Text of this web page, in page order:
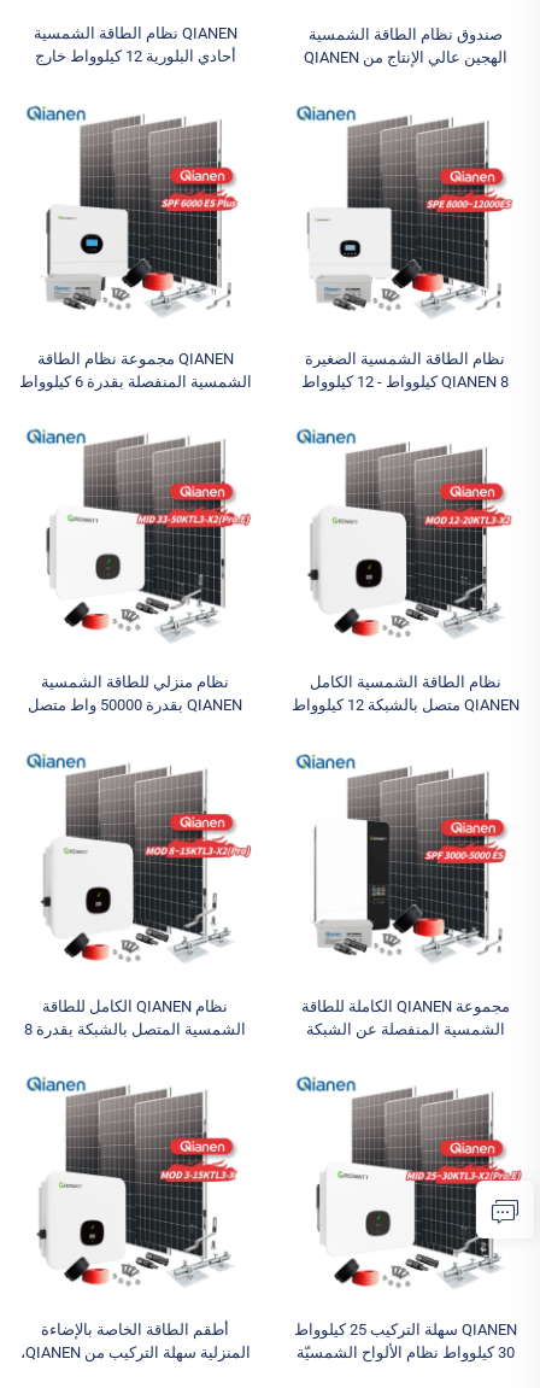
صندوق نظام الطاقة الشمسية
الهجين عالي الإنتاج من QIANEN
سليكون متعددة البلورات مع تقنية
MPPT للمنزل، يعمل بالبطاريات
الرصاصية
QIANEN نظام الطاقة الشمسية
أحادي البلورية 12 كيلوواط خارج
حمضية مبيعات ساخنة نظام الطاقة
الجديدة للمنزل لوحة MPPT
نظام الطاقة الشمسية الصغيرة
QIANEN 8 كيلوواط - 12 كيلوواط
محول شمسي أحادي السيليكون
أيون الليثيوم MPPT نظام متصل
بالشبكة للمنزل
QIANEN مجموعة نظام الطاقة
الشمسية المنفصلة بقدرة 6 كيلوواط
الأسطح للاستخدام المنزلي مع
تخزين الطاقة
نظام الطاقة الشمسية الكامل
QIANEN متصل بالشبكة 12 كيلوواط
من السيليكون متعدد البلورات
للمنزل
نظام منزلي للطاقة الشمسية
QIANEN بقدرة 50000 واط متصل
سيليكون أحادي البلورة، MPPT
كيلوواط+
مجموعة QIANEN الكاملة للطاقة
الشمسية المنفصلة عن الشبكة
كيلوواط، مجموعة مولدات الطاقة
الشمسية، لوحة سيليكون متعدد
للاستخدام المنزلي
نظام QIANEN الكامل للطاقة
الشمسية المتصل بالشبكة بقدرة 8
الطاقة الشمسية، لوحة سيليكون
أحادي البلورة مع وحدة تحكم MPPT
للاستخدام المنزلي
QIANEN سهلة التركيب 25 كيلوواط
30 كيلوواط نظام الألواح الشمسيّة
أطقم الطاقة الخاصة بالإضاءة
المنزلية سهلة التركيب من QIANEN،